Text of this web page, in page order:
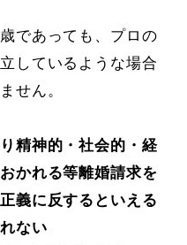
であっても、プロの
しているような場合
せん。
精神的・社会的・経
かれる等離婚請求を
義に反するといえる
ない